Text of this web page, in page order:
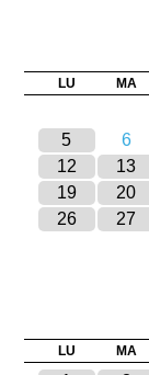
LU MA
5
6
12
13
19
20
26
27
LU MA